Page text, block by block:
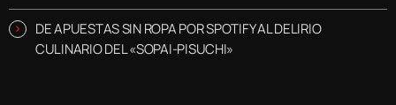
DE APUESTAS SIN ROPA POR SPOTIFY AL DELIRIO
CULINARIO DEL «SOPAI-PISUCHI»